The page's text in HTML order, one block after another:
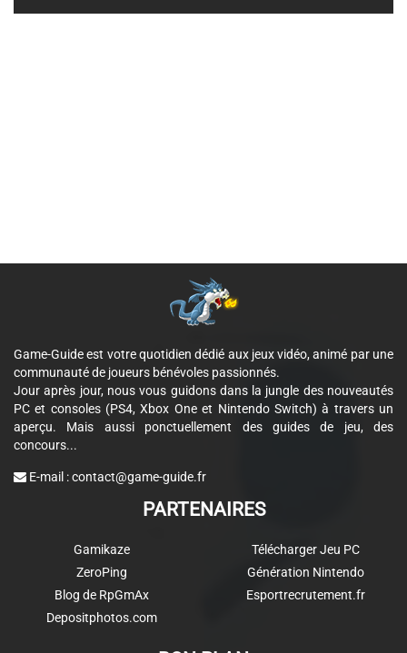
Game-Guide est votre quotidien dédié aux jeux vidéo, animé par une
communauté de joueurs bénévoles passionnés.
Jour après jour, nous vous guidons dans la jungle des nouveautés
PC et consoles (PS4, Xbox One et Nintendo Switch) à travers un
aperçu. Mais aussi ponctuellement des guides de jeu, des
concours...
E-mail :contact@game-guide.fr
PARTENAIRES
Gamikaze
ZeroPing
Blog de RpGmAx
Depositphotos.com
Télécharger Jeu PC
Génération Nintendo
Esportrecrutement.fr